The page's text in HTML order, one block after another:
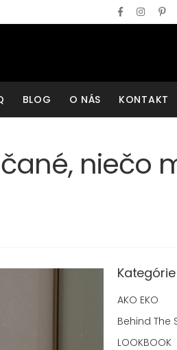
BLOG O NÁS KONTAKT
niečo
AKO EKO
Behind The
LOOKBOOK